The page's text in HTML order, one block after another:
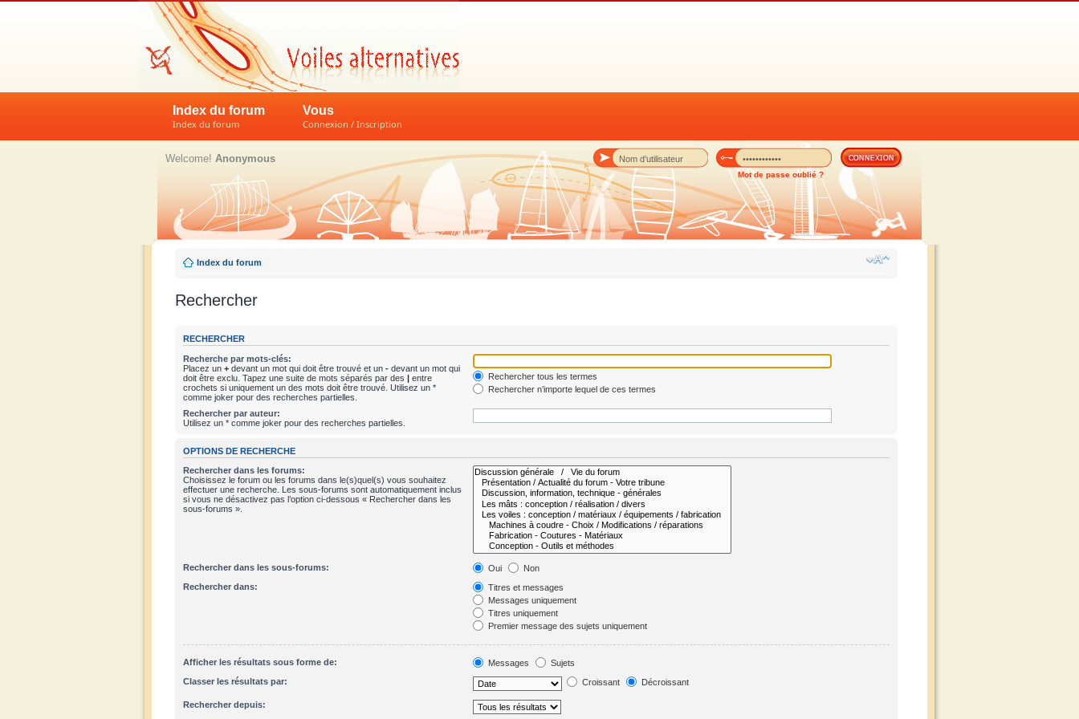
Index du forum
Index du forum
Vous
Connexion / Inscription
Mot de passe oublié ?
Welcome! Anonymous
Index du forum
Rechercher
RECHERCHER
Recherche par mots-clés:
Placez un + devant un mot qui doit être trouvé et un - devant un mot qui
doit être exclu. Tapez une suite de mots séparés par des | entre
crochets si uniquement un des mots doit être trouvé. Utilisez un *
comme joker pour des recherches partielles.
Rechercher tous les termes
Rechercher n’importe lequel de ces termes
Rechercher par auteur:
Utilisez un * comme joker pour des recherches partielles.
OPTIONS DE RECHERCHE
Rechercher dans les forums:
Choisissez le forum ou les forums dans le(s)quel(s) vous souhaitez
effectuer une recherche. Les sous-forums sont automatiquement inclus
si vous ne désactivez pas l’option ci-dessous « Rechercher dans les
sous-forums ».
Rechercher dans les sous-forums: Oui
Non
Rechercher dans:
Titres et messages
Messages uniquement
Titres uniquement
Premier message des sujets uniquement
Afficher les résultats sous forme de: Messages
Sujets
Classer les résultats par:
Croissant Décroissant
Rechercher depuis: